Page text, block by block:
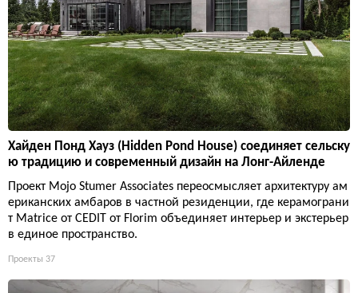
Хайден Понд Хауз (Hidden Pond House) соединяет сельску
ю традицию и современный дизайн на Лонг-Айленде
Проект Mojo Stumer Associates переосмысляет архитектуру ам
ериканских амбаров в частной резиденции, где керамограни
т Matrice от CEDIT от Florim объединяет интерьер и экстерьер
в единое пространство.
Проекты 37